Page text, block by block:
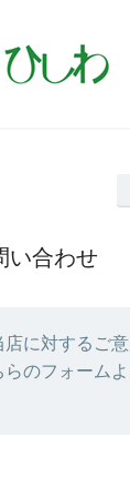
い合わせ
に対するご
のフォーム